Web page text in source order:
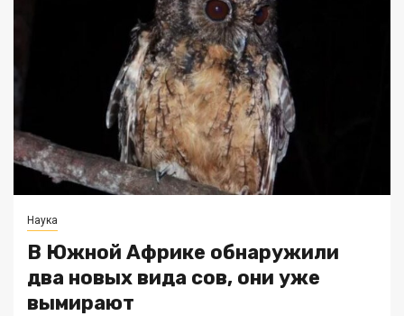
Наука
В Южной Африке обнаружили
два новых вида сов, они уже
вымирают